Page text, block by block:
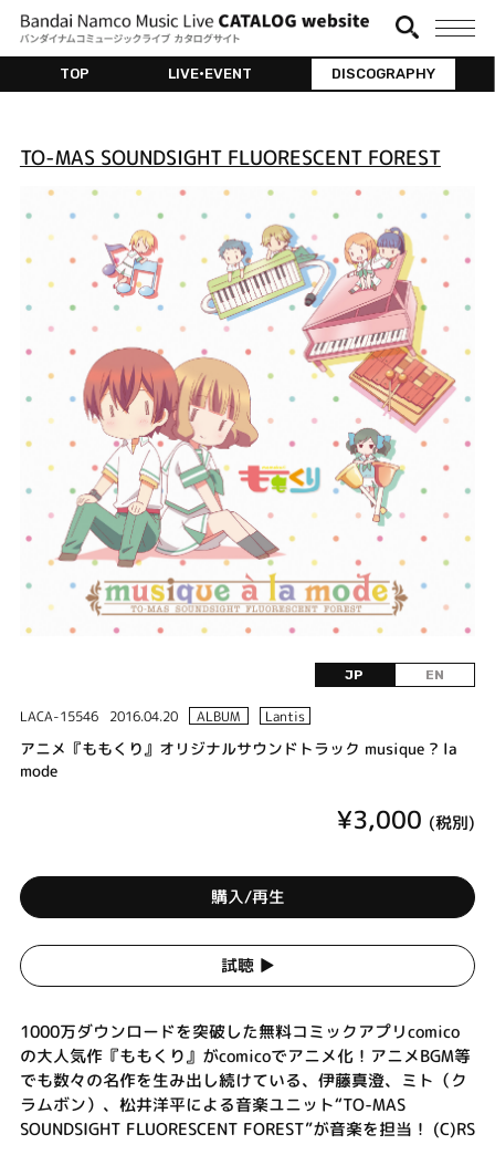
TOP LIVE•EVENT DISCOGRAPHY
TO-MAS SOUNDSIGHT FLUORESCENT FOREST
JP EN
LACA-15546 2016.04.20 ALBUM Lantis
アニメ『ももくり』オリジナルサウンドトラック musique ? la
mode
¥3,000 (税別)
購入/再生
試聴 ▶︎
1000万ダウンロードを突破した無料コミックアプリcomico
の大人気作『ももくり』がcomicoでアニメ化！アニメBGM等
でも数々の名作を生み出し続けている、伊藤真澄、ミト（ク
ラムボン）、松井洋平による音楽ユニット“TO-MAS
SOUNDSIGHT FLUORESCENT FOREST”が音楽を担当！ (C)RS